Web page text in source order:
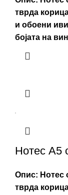
тврда
и обоени
бојата на
Нотес А5
Опис: Нотес
тврда